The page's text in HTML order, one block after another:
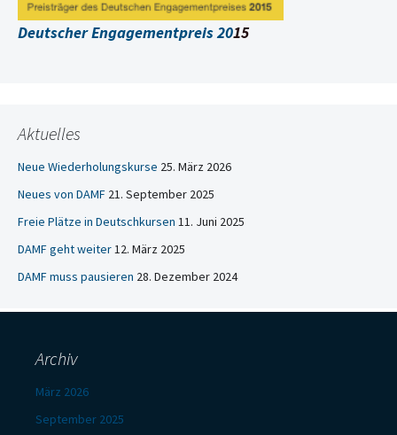
Deutscher Engagementpreis 2015
Aktuelles
Neue Wiederholungskurse 25. März 2026
Neues von DAMF 21. September 2025
Freie Plätze in Deutschkursen 11. Juni 2025
DAMF geht weiter12. März 2025
DAMF muss pausieren 28. Dezember 2024
Archiv
März 2026
September 2025